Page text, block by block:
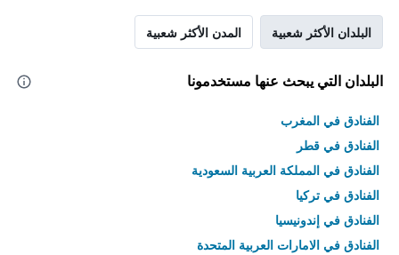
البلدان الأكثر شعبية المدن الأكثر شعبية
البلدان التي يبحث عنها مستخدمونا
الفنادق في المغرب
الفنادق في قطر
الفنادق في المملكة العربية السعودية
الفنادق في تركيا
الفنادق في إندونيسيا
الفنادق في الامارات العربية المتحدة